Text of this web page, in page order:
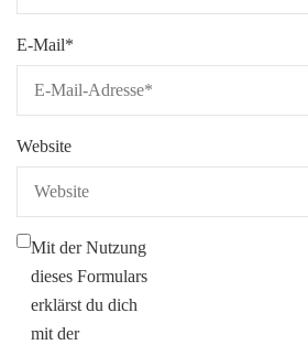
E-Mail*
Website
Mit der Nutzung
dieses Formulars
erklärst du dich
mit der